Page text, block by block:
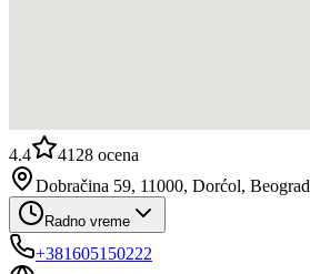
4.4 4128 ocena
Dobračina 59, 11000, Dorćol, Beograd
Radno vreme
+381605150222